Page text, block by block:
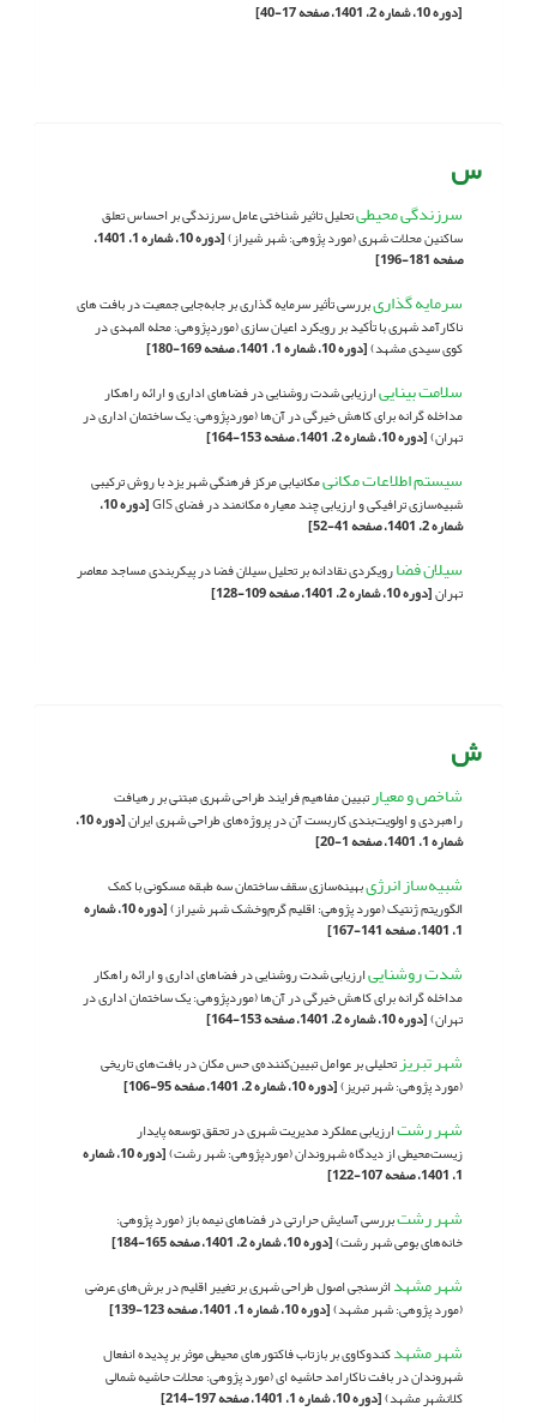
[دوره 10، شماره 2، 1401، صفحه 17-40]
س
سرزندگی محیطیتحلیل تاثیر شناختی عامل سرزندگی بر احساس تعلق
ساکنین محلات شهری (مورد پژوهی: شهر شیراز)
[دوره 10، شماره 1، 1401،
صفحه 181-196]
سرمایه گذاریبررسی تأثیر سرمایه گذاری بر جابه‌جایی جمعیت در بافت های
ناکارآمد شهری با تأکید بر رویکرد اعیان سازی (موردپژوهی: محله المهدی در
کوی سیدی مشهد)[دوره 10، شماره 1، 1401، صفحه 169-180]
سلامت بیناییارزیابی شدت روشنایی در فضاهای اداری و ارائه راهکار
مداخله گرانه برای کاهش خیرگی در آن‌ها (موردپژوهی: یک ساختمان اداری در
تهران)[دوره 10، شماره 2، 1401، صفحه 153-164]
سیستم اطلاعات مکانیمکانیابی مرکز فرهنگی شهر یزد با روش ترکیبی
شبیه‌سازی ترافیکی و ارزیابی چند معیاره مکانمند در فضای GIS
[دوره 10،
شماره 2، 1401، صفحه 41-52]
سیلان فضارویکردی نقادانه بر تحلیل سیلان فضا در پیکربندی مساجد معاصر
تهران[دوره 10، شماره 2، 1401، صفحه 109-128]
ش
شاخص و معیارتبیین مفاهیم فرایند طراحی شهری مبتنی بر رهیافت
راهبردی و اولویت‌بندی کاربست آن در پروژه‌های طراحی شهری ایران
[دوره 10،
شماره 1، 1401، صفحه 1-20]
شبیه‌ساز انرژیبهینه‌سازی سقف ساختمان سه طبقه مسکونی با کمک
الگوریتم ژنتیک (مورد پژوهی: اقلیم گرم‌وخشک شهر شیراز)
[دوره 10، شماره
1، 1401، صفحه 141-167]
شدت روشناییارزیابی شدت روشنایی در فضاهای اداری و ارائه راهکار
مداخله گرانه برای کاهش خیرگی در آن‌ها (موردپژوهی: یک ساختمان اداری در
تهران)[دوره 10، شماره 2، 1401، صفحه 153-164]
شهر تبریزتحلیلی بر عوامل تبیین‌کننده‌ی حس مکان در بافت‌های تاریخی
(مورد پژوهی: شهر تبریز)[دوره 10، شماره 2، 1401، صفحه 95-106]
شهر رشتارزیابی عملکرد مدیریت شهری در تحقق توسعه پایدار
زیست‌محیطی از دیدگاه شهروندان (موردپژوهی: شهر رشت)
[دوره 10، شماره
1، 1401، صفحه 107-122]
شهر رشتبررسی آسایش حرارتی در فضاهای نیمه باز (مورد پژوهی:
خانه‌های بومی شهر رشت)[دوره 10، شماره 2، 1401، صفحه 165-184]
شهر مشهداثرسنجی اصول طراحی شهری بر تغییر اقلیم در برش‌های عرضی
(مورد پژوهی: شهر مشهد)[دوره 10، شماره 1، 1401، صفحه 123-139]
شهر مشهدکندوکاوی بر بازتاب فاکتورهای محیطی موثر بر پدیده انفعال
شهروندان در بافت ناکارامد حاشیه ای (مورد پژوهی: محلات حاشیه شمالى
کلانشهر مشهد)[دوره 10، شماره 1، 1401، صفحه 197-214]